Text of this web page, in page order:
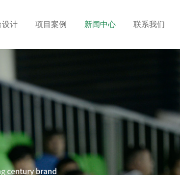
设计 项目案例 新闻中心 联系我们